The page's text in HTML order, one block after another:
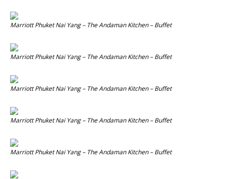
Marriott Phuket Nai Yang – The Andaman Kitchen – Buffet
Marriott Phuket Nai Yang – The Andaman Kitchen – Buffet
Marriott Phuket Nai Yang – The Andaman Kitchen – Buffet
Marriott Phuket Nai Yang – The Andaman Kitchen – Buffet
Marriott Phuket Nai Yang – The Andaman Kitchen – Buffet